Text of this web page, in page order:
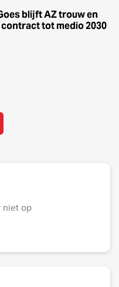
blijft AZ trouw en
tot medio 2030
niet op